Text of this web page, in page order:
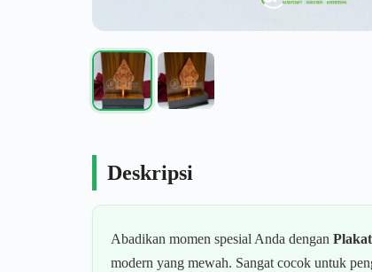
Deskripsi
Abadikan momen spesial Anda dengan
modern yang mewah. Sangat cocok untuk